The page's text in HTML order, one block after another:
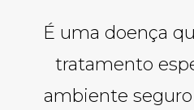
É uma doença
tratamento
ambiente